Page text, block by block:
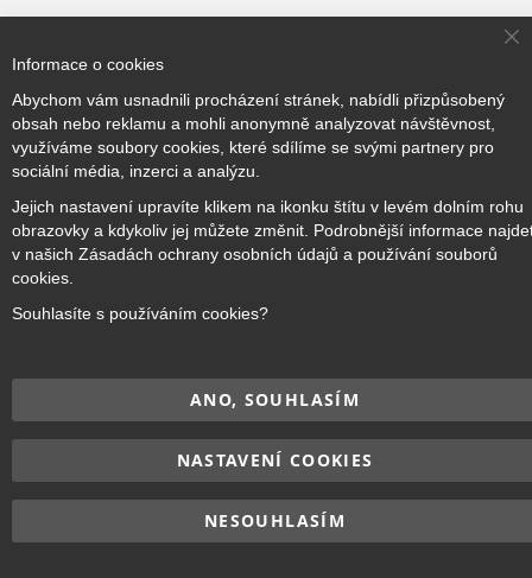
Přihlaste se k odběru novinek
Přihlásit odběr
Copyright © 2017–2026
vyhrazena.
Informace o cookies
Abychom vám usnadnili procházení stránek, nabídli přizpůsobený
obsah nebo reklamu a mohli anonymně analyzovat návštěvnost,
využíváme soubory cookies, které sdílíme se svými partnery pro
sociální média, inzerci a analýzu.
Jejich nastavení upravíte klikem na ikonku štítu v levém dolním rohu
obrazovky a kdykoliv jej můžete změnit. Podrobnější informace
v našich Zásadách ochrany osobních údajů a používání souborů
cookies.
Souhlasíte s používáním cookies?
ANO, SOUHLASÍM
NASTAVENÍ COOKIES
NESOUHLASÍM